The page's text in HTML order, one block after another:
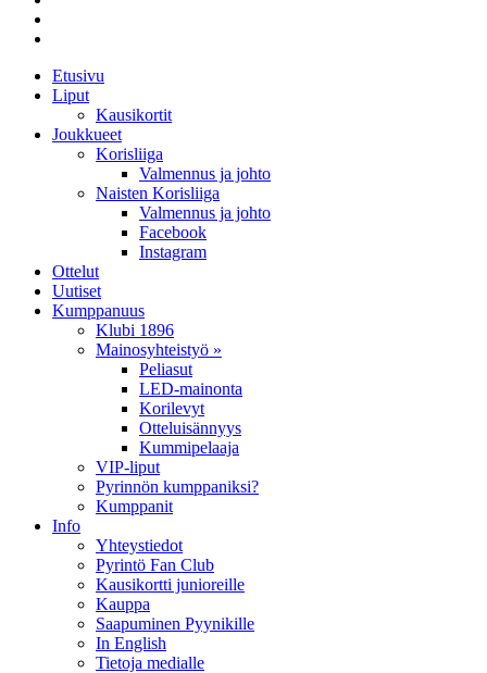
Etusivu
Liput
Kausikortit
Joukkueet
Korisliiga
Valmennus ja johto
Naisten Korisliiga
Valmennus ja johto
Facebook
Instagram
Ottelut
Uutiset
Kumppanuus
Klubi 1896
Mainosyhteistyö »
Peliasut
LED-mainonta
Korilevyt
Otteluisännyys
Kummipelaaja
VIP-liput
Pyrinnön kumppaniksi?
Kumppanit
Info
Yhteystiedot
Pyrintö Fan Club
Kausikortti junioreille
Kauppa
Saapuminen Pyynikille
In English
Tietoja medialle